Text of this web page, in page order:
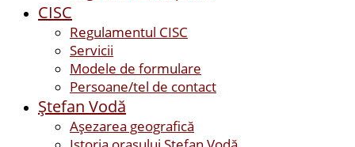
CISC
Regulamentul CISC
Servicii
Modele de formulare
Persoane/tel de contact
Ştefan Vodă
Așezarea geografică